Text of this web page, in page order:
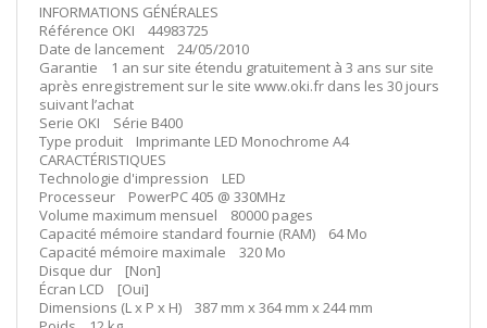
INFORMATIONS GÉNÉRALES
Référence OKI 44983725
Date de lancement 24/05/2010
Garantie 1 an sur site étendu gratuitement à 3 ans sur site
après enregistrement sur le site www.oki.fr dans les 30 jours
suivant l’achat
Serie OKI Série B400
Type produit Imprimante LED Monochrome A4
CARACTÉRISTIQUES
Technologie d'impression LED
Processeur PowerPC 405 @ 330MHz
Volume maximum mensuel 80000 pages
Capacité mémoire standard fournie (RAM) 64 Mo
Capacité mémoire maximale 320 Mo
Disque dur [Non]
Écran LCD [Oui]
Dimensions (L x P x H) 387 mm x 364 mm x 244 mm